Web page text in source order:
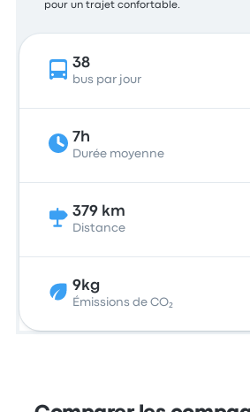
pour un trajet confortable.
38
bus par jour
7h
Durée moyenne
379 km
Distance
9kg
Émissions de CO₂